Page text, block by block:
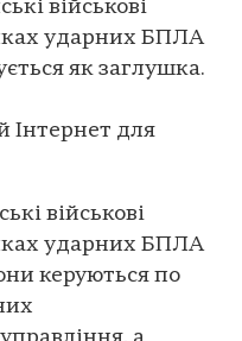
військові
ударних БПЛА
як заглушка.
Інтернет для
військові
ударних БПЛА
керуються по